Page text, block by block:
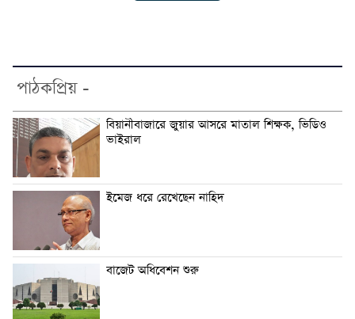
পাঠকপ্রিয় -
বিয়ানীবাজারে জুয়ার আসরে মাতাল শিক্ষক, ভিডিও
ভাইরাল
ইমেজ ধরে রেখেছেন নাহিদ
বাজেট অধিবেশন শুরু